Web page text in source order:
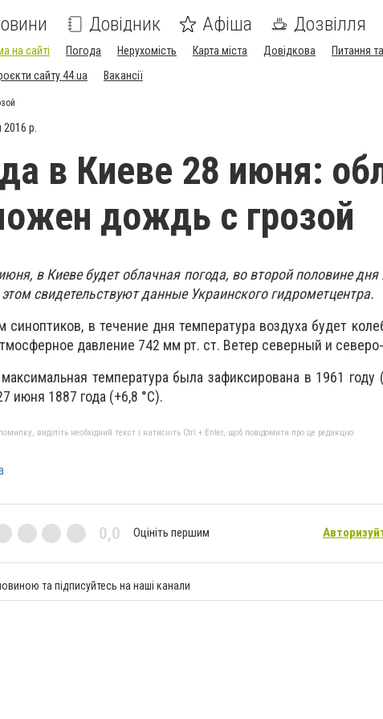
Довідник Афіша Дозвілля
на сайті Погода Нерухомість Карта міста Довідкова Питання
сайту 44.ua
Вакансії
2016 р.
в Киеве 28 июня:
дождь с грозой
в Киеве будет облачная погода, во второй половине
свидетельствуют данные Украинского гидрометцентра.
синоптиков, в течение дня температура воздуха будет
давление 742 мм рт. ст. Ветер северный и
температура была зафиксирована в 1961 году
июня 1887 года (+6,8 °C).
виділіть необхідний текст і натисніть Ctrl + Enter, щоб повідомити про це редакцію
0,0 Оцініть першим
та підписуйтесь на наші канали